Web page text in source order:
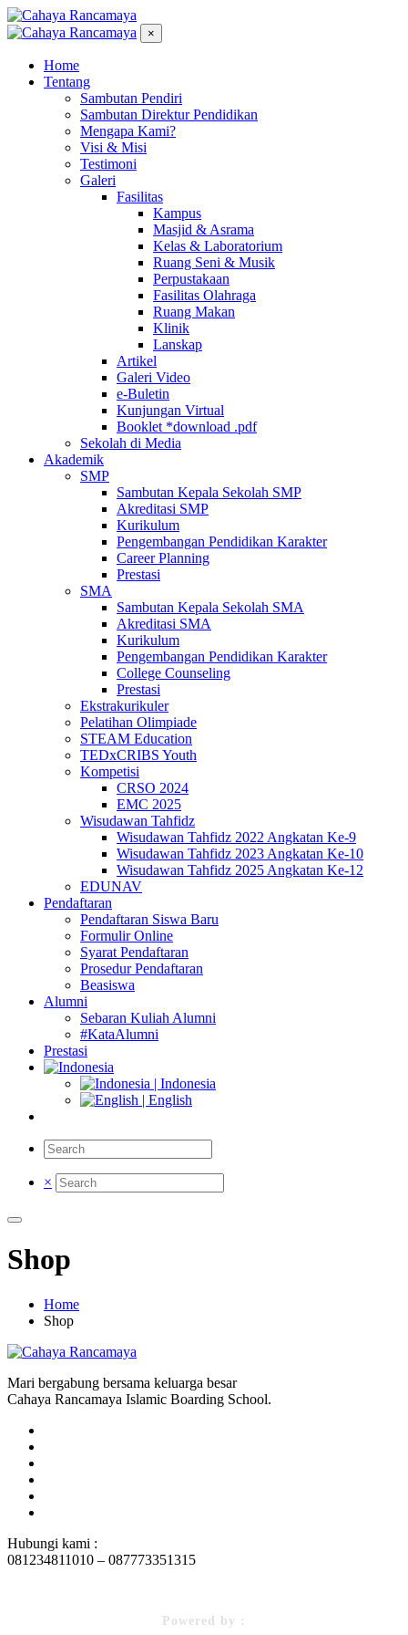
×
Home
Tentang
Sambutan Pendiri
Sambutan Direktur Pendidikan
Mengapa Kami?
Visi & Misi
Testimoni
Galeri
Fasilitas
Kampus
Masjid & Asrama
Kelas & Laboratorium
Ruang Seni & Musik
Perpustakaan
Fasilitas Olahraga
Ruang Makan
Klinik
Lanskap
Artikel
Galeri Video
e-Buletin
Kunjungan Virtual
Booklet *download .pdf
Sekolah di Media
Akademik
SMP
Sambutan Kepala Sekolah SMP
Akreditasi SMP
Kurikulum
Pengembangan Pendidikan Karakter
Career Planning
Prestasi
SMA
Sambutan Kepala Sekolah SMA
Akreditasi SMA
Kurikulum
Pengembangan Pendidikan Karakter
College Counseling
Prestasi
Ekstrakurikuler
Pelatihan Olimpiade
STEAM Education
TEDxCRIBS Youth
Kompetisi
CRSO 2024
EMC 2025
Wisudawan Tahfidz
Wisudawan Tahfidz 2022 Angkatan Ke-9
Wisudawan Tahfidz 2023 Angkatan Ke-10
Wisudawan Tahfidz 2025 Angkatan Ke-12
EDUNAV
Pendaftaran
Pendaftaran Siswa Baru
Formulir Online
Syarat Pendaftaran
Prosedur Pendaftaran
Beasiswa
Alumni
Sebaran Kuliah Alumni
#KataAlumni
Prestasi
| Indonesia
| English
×
Shop
Home
Shop
Mari bergabung bersama keluarga besar
Cahaya Rancamaya Islamic Boarding School.
Hubungi kami :
081234811010 – 087773351315
Powered by :